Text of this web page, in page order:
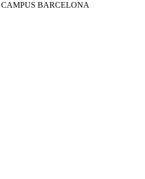
BARCELONA